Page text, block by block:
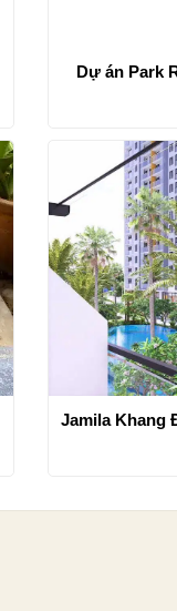
Dự án Park
Jamila Khang